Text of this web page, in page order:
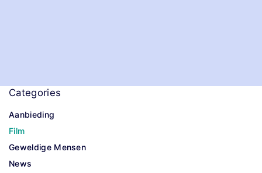
Categories
Aanbieding
Film
Geweldige Mensen
News